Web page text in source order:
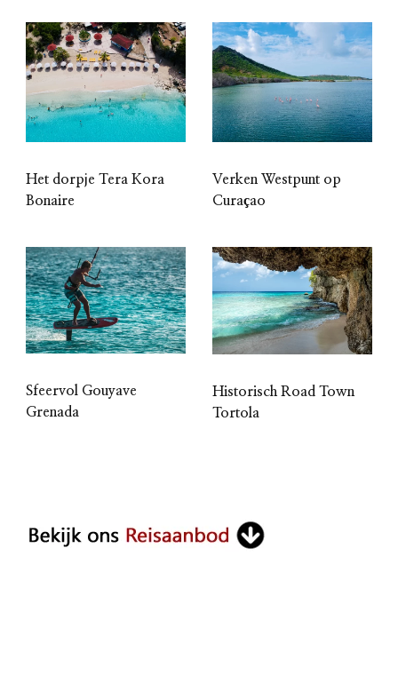
Het dorpje Tera Kora
Bonaire
Verken Westpunt op
Curaçao
Sfeervol Gouyave
Grenada
Historisch Road Town
Tortola